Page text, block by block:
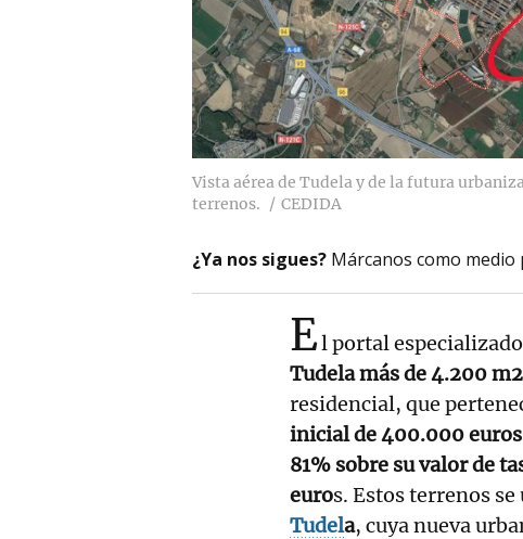
Vista aérea de Tudela y de la futura
terrenos.
CEDIDA
¿Ya nos sigues? Márcanos como
El portal
Tudela más de 4.200
residencial, que
inicial de 400.000
81% sobre su valor de
euros. Estos terrenos se
Tudela, cuya nueva